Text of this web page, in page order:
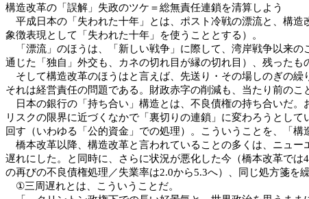
構造改革の「誤解」失政のツケ＝総無責任連鎖を清算しよう
平成日本の「失われた十年」とは、ポスト冷戦の漂流と、構
象徴表現として「失われた十年」を使うこととする）。
「漂流」のほうは、「新しい戦争」に際して、湾岸戦争以来の
通じた「独自」外交も、カネの切れ目が縁の切れ目）、残った
そして構造改革のほうはと言えば、先送り・その場しのぎの繰
それは経営責任の問題である。財政赤字の削減も、当たり前のこ
日本の銀行の「持ち合い」構造とは、不良債権の持ち合いだ。
リスクの限界に近づくなかで「裏切りの連鎖」に変わろうとし
回す（いわゆる「公的資金」での処理）。こういうことを、「
橋本改革以降、構造改革と言われていることの多くは、ニュー
遅れにした。と同時に、さらに状況が悪化した今（橋本改革で
の再びの不良債権処理／失業率は2.0から5.3へ）、同じ処方箋を
①三周遅れとは、こういうことだ。